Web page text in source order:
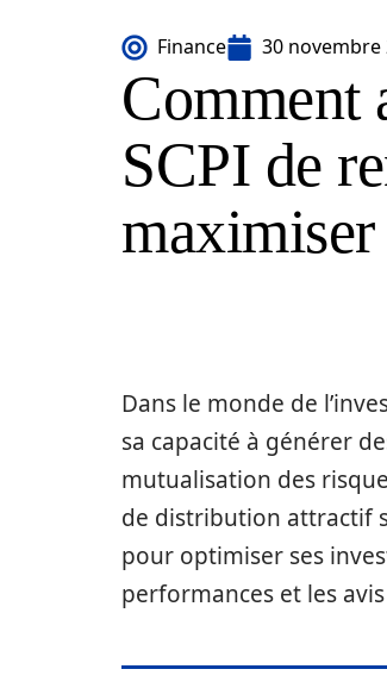
Finance 30 novembre
Comment
SCPI de
maximiser
Dans le monde de
sa capacité à générer
mutualisation des
de distribution attractif
pour optimiser ses
performances et les